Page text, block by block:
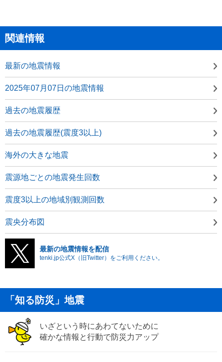
関連情報
最新の地震情報
2025年07月07日の地震情報
過去の地震履歴
過去の地震履歴(震度3以上)
海外の大きな地震
震源地ごとの地震発生回数
震度3以上の地域別観測回数
震央分布図
最新の地震情報を配信
tenki.jp公式X（旧Twitter）をご利用ください。
「知る防災」地震
いざという時にあわてないために
確かな情報と行動で防災力アップ